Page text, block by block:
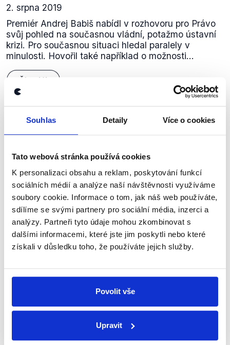
Souhlas Detaily Více o cookies
Tato webová stránka používá cookies
K personalizaci obsahu a reklam, poskytování funkcí
sociálních médií a analýze naší návštěvnosti využíváme
soubory cookie. Informace o tom, jak náš web používáte,
sdílíme se svými partnery pro sociální média, inzerci a
analýzy. Partneři tyto údaje mohou zkombinovat s
dalšími informacemi, které jste jim poskytli nebo které
získali v důsledku toho, že používáte jejich služby.
Povolit vše
Upravit
2. srpna 2019
Premiér Andrej Babiš nabídl v rozhovoru pro Právo
svůj pohled na současnou vládní, potažmo ústavní
krizi. Pro současnou situaci hledal paralely v
minulosti. Hovořil také například o možnosti...
Číst dál
Zůstaňme v kontaktu
Přihlaste se k odběru našeho
newsletteru nebo whatsappového
kanálu, kde pravidelně přinášíme
shrnutí nejzajímavějších článků a analýz.
Začněte nás odebírat, a mějte tak
přehled o tom, jaké dezinformace a
nepravdy se zrovna v Česku šíří.
Newsletter WhatsApp